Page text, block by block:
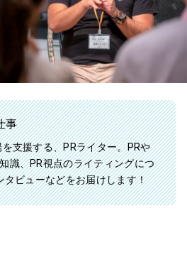
事
支援する、PRライター。PRや
識、PR視点のライティングにつ
タビューなどをお届けします！